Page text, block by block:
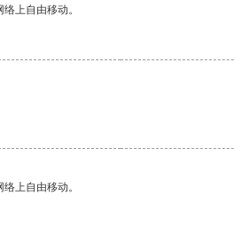
上自由移动。
上自由移动。